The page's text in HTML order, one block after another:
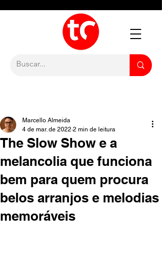
The Slow Show e a
melancolia que funciona
bem para quem procura
belos arranjos e melodias
memoráveis
Marcello Almeida
4 de mar. de 2022 2 min de leitura